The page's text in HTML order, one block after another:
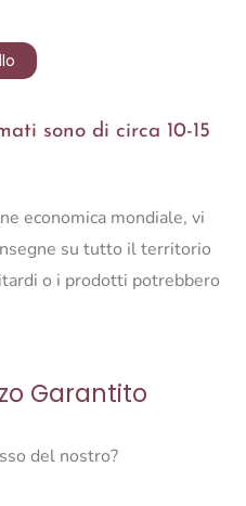
sono di circa 10-15
economica mondiale, vi
su tutto il territorio
o i prodotti potrebbero
Garantito
del nostro?